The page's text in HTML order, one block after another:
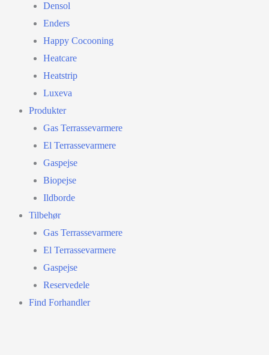
Densol
Enders
Happy Cocooning
Heatcare
Heatstrip
Luxeva
Produkter
Gas Terrassevarmere
El Terrassevarmere
Gaspejse
Biopejse
Ildborde
Tilbehør
Gas Terrassevarmere
El Terrassevarmere
Gaspejse
Reservedele
Find Forhandler